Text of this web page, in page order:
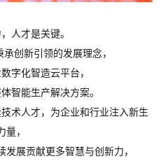
人才是关键。
创新引领的发展理念，
字化智造云平台，
智能生产解决方案。
术人才，为企业和行业注入新生
量，
展贡献更多智慧与创新力，